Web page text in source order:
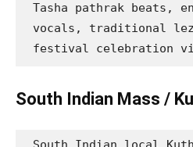
Tasha pathrak beats,
vocals, traditional
festival celebration
South Indian Mass /